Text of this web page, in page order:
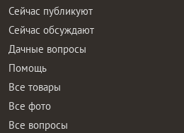
Сейчас публикуют
Сейчас обсуждают
Дачные вопросы
Помощь
Все товары
Все фото
Все вопросы